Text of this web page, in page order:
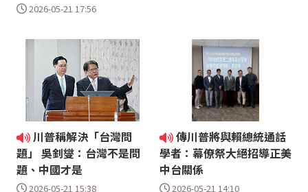
2026-05-21 17:56
川普稱解決「台灣問
題」 吳釗燮：台灣不是問
題、中國才是
2026-05-21 15:38
傳川普將與賴總統通話
學者：幕僚祭大絕招導正美
中台關係
2026-05-21 14:10